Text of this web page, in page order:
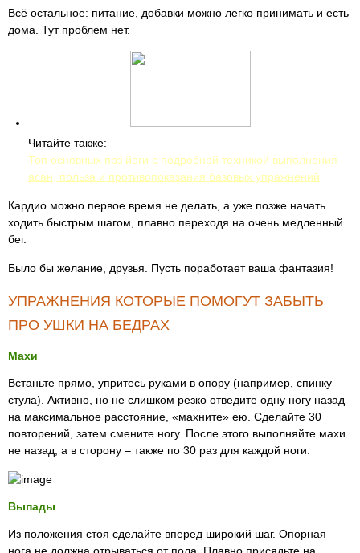
Всё остальное: питание, добавки можно легко принимать и есть
дома. Тут проблем нет.
Читайте также:
Топ основных поз йоги с подробной техникой выполнения
асан, польза и противопоказания базовых упражнений
Кардио можно первое время не делать, а уже позже начать
ходить быстрым шагом, плавно переходя на очень медленный
бег.
Было бы желание, друзья. Пусть поработает ваша фантазия!
УПРАЖНЕНИЯ КОТОРЫЕ ПОМОГУТ ЗАБЫТЬ
ПРО УШКИ НА БЕДРАХ
Махи
Встаньте прямо, упритесь руками в опору (например, спинку
стула). Активно, но не слишком резко отведите одну ногу назад
на максимальное расстояние, «махните» ею. Сделайте 30
повторений, затем смените ногу. После этого выполняйте махи
не назад, а в сторону – также по 30 раз для каждой ноги.
Выпады
Из положения стоя сделайте вперед широкий шаг. Опорная